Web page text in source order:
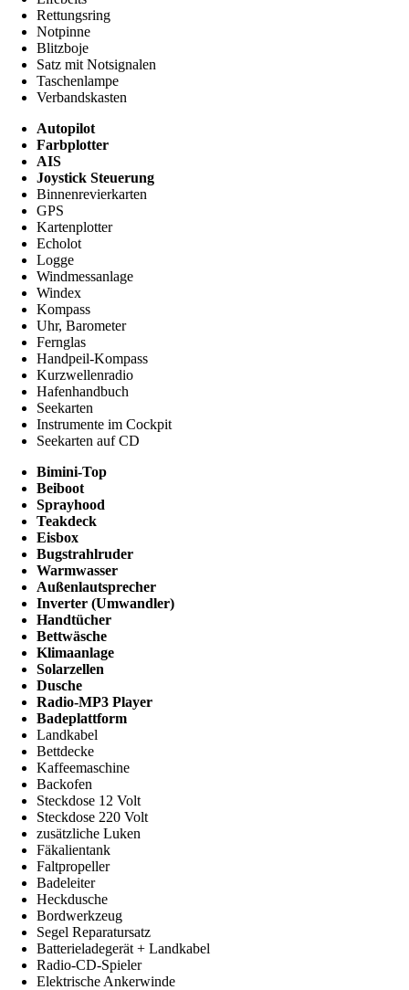
Rettungsring
Notpinne
Blitzboje
Satz mit Notsignalen
Taschenlampe
Verbandskasten
Autopilot
Farbplotter
AIS
Joystick Steuerung
Binnenrevierkarten
GPS
Kartenplotter
Echolot
Logge
Windmessanlage
Windex
Kompass
Uhr, Barometer
Fernglas
Handpeil-Kompass
Kurzwellenradio
Hafenhandbuch
Seekarten
Instrumente im Cockpit
Seekarten auf CD
Bimini-Top
Beiboot
Sprayhood
Teakdeck
Eisbox
Bugstrahlruder
Warmwasser
Außenlautsprecher
Inverter (Umwandler)
Handtücher
Bettwäsche
Klimaanlage
Solarzellen
Dusche
Radio-MP3 Player
Badeplattform
Landkabel
Bettdecke
Kaffeemaschine
Backofen
Steckdose 12 Volt
Steckdose 220 Volt
zusätzliche Luken
Fäkalientank
Faltpropeller
Badeleiter
Heckdusche
Bordwerkzeug
Segel Reparatursatz
Batterieladegerät + Landkabel
Radio-CD-Spieler
Elektrische Ankerwinde